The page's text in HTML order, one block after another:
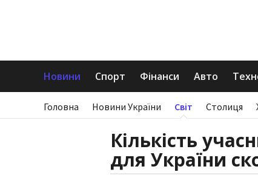
Новини Спорт Фінанси Авто
Головна Новини України Світ Столиця
Кількість
для України